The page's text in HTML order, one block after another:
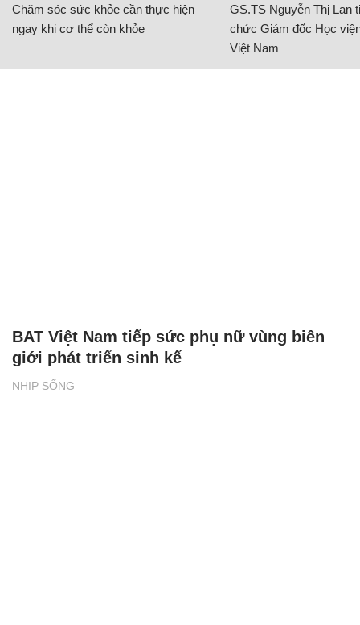
Chăm sóc sức khỏe cần thực hiện
ngay khi cơ thể còn khỏe
GS.TS Nguyễn Thị Lan
chức Giám đốc Học
Việt Nam
NHỊP SỐNG
BAT Việt Nam tiếp sức phụ nữ vùng biên
giới phát triển sinh kế